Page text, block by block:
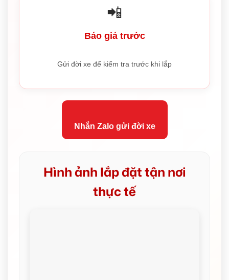
📲
Báo giá trước
Gửi đời xe để kiểm tra trước khi lắp
Nhắn Zalo gửi đời xe
Hình ảnh lắp đặt tận nơi
thực tế